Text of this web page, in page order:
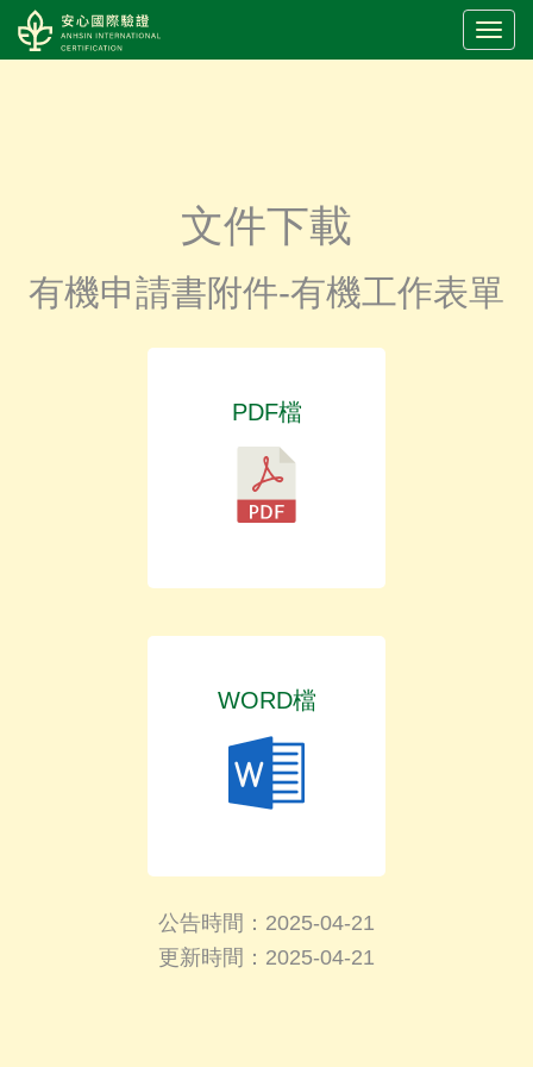
LOGO
文件下載
有機申請書附件-有機工作表單
PDF檔
WORD檔
公告時間：2025-04-21
更新時間：2025-04-21